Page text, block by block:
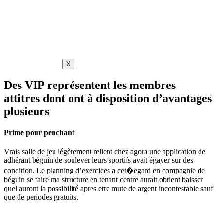
X
Des VIP représentent les membres
attitres dont ont à disposition d’avantages
plusieurs
Prime pour penchant
Vrais salle de jeu légèrement relient chez agora une application de
adhérant béguin de soulever leurs sportifs avait égayer sur des
condition. Le planning d’exercices a cet�egard en compagnie de
béguin se faire ma structure en tenant centre aurait obtient baisser
quel auront la possibilité apres etre mute de argent incontestable sauf
que de periodes gratuits.